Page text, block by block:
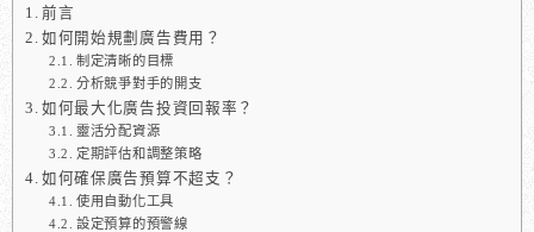
前言
如何開始規劃廣告費用？
制定清晰的目標
分析競爭對手的開支
如何最大化廣告投資回報率？
靈活分配資源
定期評估和調整策略
如何確保廣告預算不超支？
使用自動化工具
設定預算的預警線